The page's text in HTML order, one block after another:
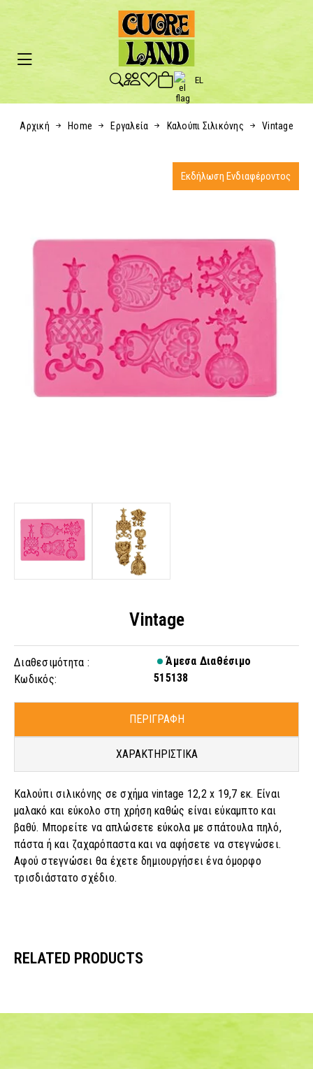
EL
Αρχική Home Εργαλεία Καλούπι Σιλικόνης Vintage
Vintage
Διαθεσιμότητα :
Άμεσα Διαθέσιμο
Κωδικός:
515138
ΠΕΡΙΓΡΑΦΗ
ΧΑΡΑΚΤΗΡΙΣΤΙΚΑ
Καλούπι σιλικόνης σε σχήμα vintage 12,2 x 19,7 εκ. Είναι
μαλακό και εύκολο στη χρήση καθώς είναι εύκαμπτο και
βαθύ. Μπορείτε να απλώσετε εύκολα με σπάτουλα πηλό,
πάστα ή και ζαχαρόπαστα και να αφήσετε να στεγνώσει.
Αφού στεγνώσει θα έχετε δημιουργήσει ένα όμορφο
τρισδιάστατο σχέδιο.
Εκδήλωση Ενδιαφέροντος
RELATED PRODUCTS